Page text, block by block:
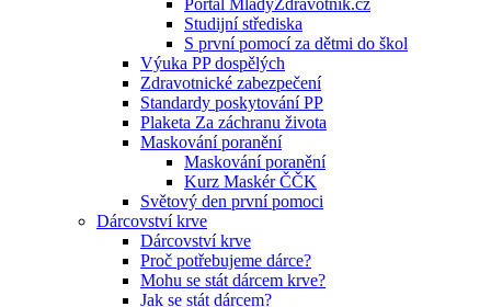
Portál MladyZdravotnik.cz
Studijní střediska
S první pomocí za dětmi do škol
Výuka PP dospělých
Zdravotnické zabezpečení
Standardy poskytování PP
Plaketa Za záchranu života
Maskování poranění
Maskování poranění
Kurz Maskér ČČK
Světový den první pomoci
Dárcovství krve
Dárcovství krve
Proč potřebujeme dárce?
Mohu se stát dárcem krve?
Jak se stát dárcem?